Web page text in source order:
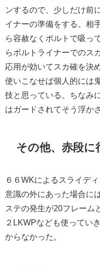
ンするので、少しだけ前
イナーの準備をする。相
ら容赦なくボルトで吸っ
らボルトライナーでのス
応用が効いてスカ確を決
使いこなせば個人的には
技と思っている。ちなみ
はガードされてそう浮か
その他、赤段に
６６WKによるスライデ
意識の外にあった場合に
ステの発生が20フレーム
２LKWPなども使ってい
からなかった。